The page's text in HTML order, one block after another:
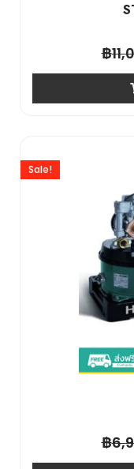
฿
Sale!
฿